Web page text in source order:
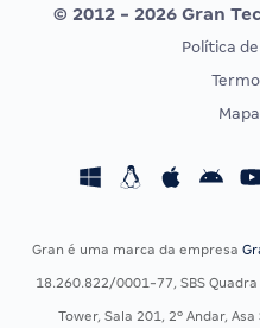
CONCURSOS POR PROFISSÃO
Concursos Fiscais
© 2012 - 2026 Gran
Política
Gran é uma marca da empresa
18.260.822/0001-77, SBS
Tower, Sala 201, 2º Andar,